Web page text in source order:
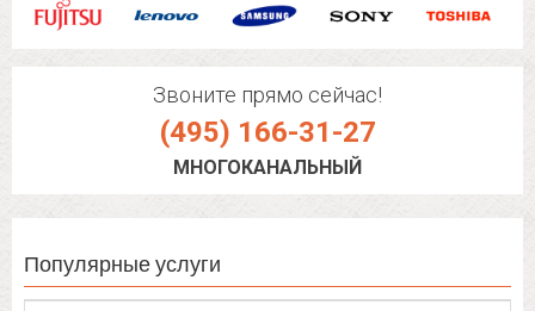
Звоните прямо сейчас!
(495) 166-31-27
МНОГОКАНАЛЬНЫЙ
Популярные услуги